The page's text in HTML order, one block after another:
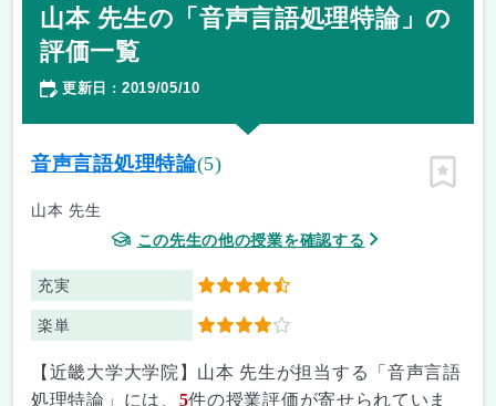
山本 先生の「音声言語処理特論」の
評価一覧
更新日 ： 2019/05/10
音声言語処理特論(5)
山本 先生
この先生の他の授業を確認する
充実 4.5
楽単 4
ピン留
【近畿大学大学院】山本 先生が担当する「音声言語
処理特論」には、 5件の授業評価が寄せられていま